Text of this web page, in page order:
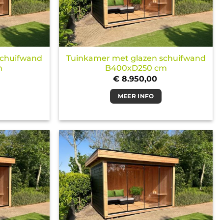
Tuinkamer met glazen schuifwand
B400xD250 cm
€8.950,00
MEER INFO